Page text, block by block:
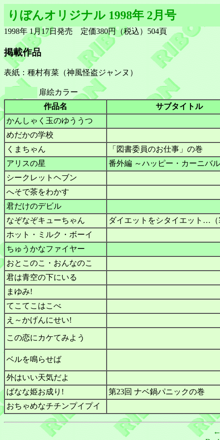
りぼんオリジナル 1998年 2月号
1998年 1月17日発売 定価380円（税込）504頁
掲載作品
表紙：種村有菜（神風怪盗ジャンヌ）
扉絵カラー
作品名
サブタイトル
かんしゃく玉のゆううつ
めだかの学校
くまちゃん
「図書委員のお仕事」の巻
アリスの星
番外編 ～ハッピー・カーニバ
シークレットヘブン
へそで茶をわかす
君だけのデビル
なぞなぞキューちゃん
ダイエットをシタイエット…（
ホット・ミルク・ボーイ
ちゅうかなファイヤー
おとこのこ・おんなのこ
君は青空の下にいる
まゆみ!
てこてこはこべ
え～かげんにせい!
この恋にカケてみよう
ベルを鳴らせば
外はいい天気だよ
ばなな姫お成り!
第23回 ナベ鍋パニックの巻
おちゃめなチチンプイプイ